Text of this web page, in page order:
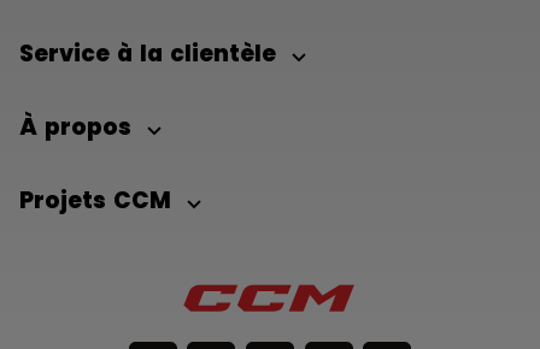
Service à la clientèle
À propos
Projets CCM